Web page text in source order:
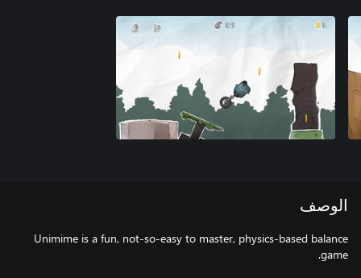
الوصف
Unimime is a fun, not-so-easy to master, physics-based balance